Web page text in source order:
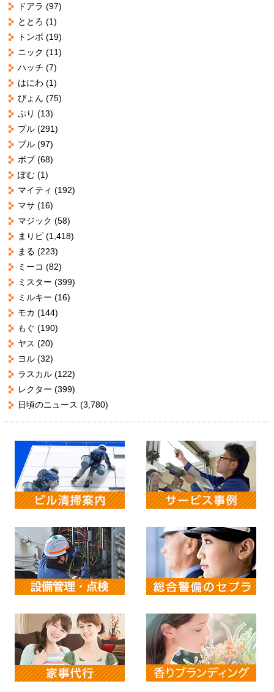
ドアラ (97)
ととろ (1)
トンボ (19)
ニック (11)
ハッチ (7)
はにわ (1)
ぴょん (75)
ぷり (13)
プル(291)
ブル(97)
ボブ(68)
ぽむ(1)
マイティ (192)
マサ(16)
マジック (58)
まりピ(1,418)
まる (223)
ミーコ (82)
ミスター (399)
ミルキー (16)
モカ (144)
もぐ (190)
ヤス (20)
ヨル(32)
ラスカル(122)
レクター (399)
日頃のニュース (3,780)